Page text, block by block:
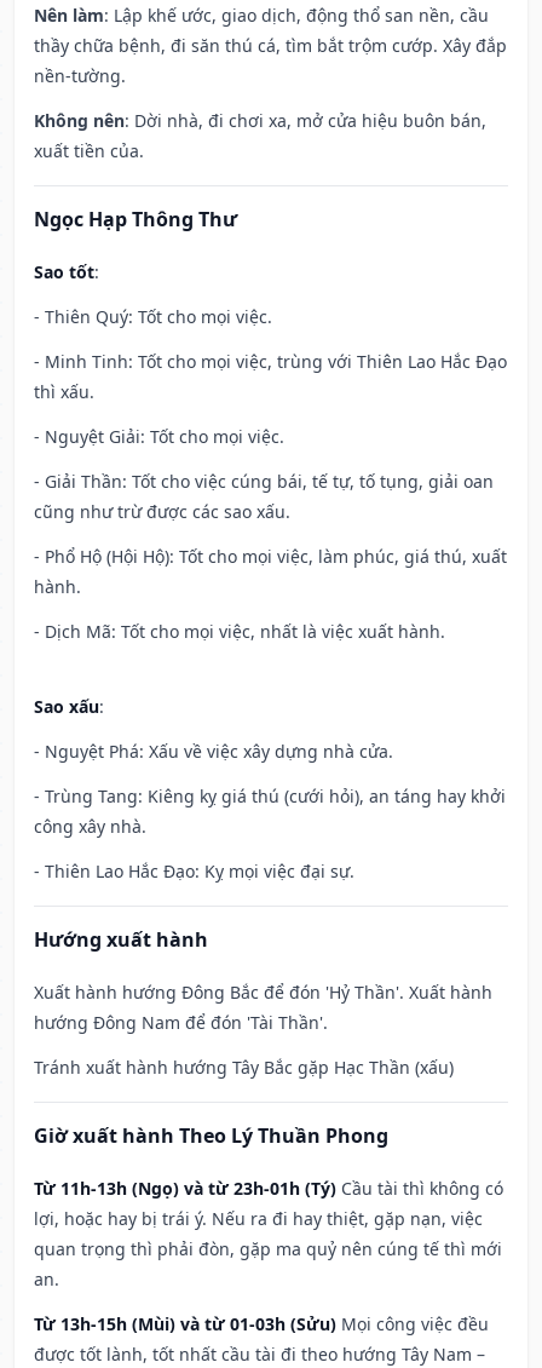
Nên làm: Lập khế ước, giao dịch, động thổ san nền, cầu
thầy chữa bệnh, đi săn thú cá, tìm bắt trộm cướp. Xây đắp
nền-tường.
Không nên: Dời nhà, đi chơi xa, mở cửa hiệu buôn bán,
xuất tiền của.
Ngọc Hạp Thông Thư
Sao tốt:
- Thiên Quý: Tốt cho mọi việc.
- Minh Tinh: Tốt cho mọi việc, trùng với Thiên Lao Hắc Đạo
thì xấu.
- Nguyệt Giải: Tốt cho mọi việc.
- Giải Thần: Tốt cho việc cúng bái, tế tự, tố tụng, giải oan
cũng như trừ được các sao xấu.
- Phổ Hộ (Hội Hộ): Tốt cho mọi việc, làm phúc, giá thú, xuất
hành.
- Dịch Mã: Tốt cho mọi việc, nhất là việc xuất hành.
Sao xấu:
- Nguyệt Phá: Xấu về việc xây dựng nhà cửa.
- Trùng Tang: Kiêng kỵ giá thú (cưới hỏi), an táng hay khởi
công xây nhà.
- Thiên Lao Hắc Đạo: Kỵ mọi việc đại sự.
Hướng xuất hành
Xuất hành hướng Đông Bắc để đón 'Hỷ Thần'. Xuất hành
hướng Đông Nam để đón 'Tài Thần'.
Tránh xuất hành hướng Tây Bắc gặp Hạc Thần (xấu)
Giờ xuất hành Theo Lý Thuần Phong
Từ 11h-13h (Ngọ) và từ 23h-01h (Tý) Cầu tài thì không có
lợi, hoặc hay bị trái ý. Nếu ra đi hay thiệt, gặp nạn, việc
quan trọng thì phải đòn, gặp ma quỷ nên cúng tế thì mới
an.
Từ 13h-15h (Mùi) và từ 01-03h (Sửu) Mọi công việc đều
được tốt lành, tốt nhất cầu tài đi theo hướng Tây Nam –